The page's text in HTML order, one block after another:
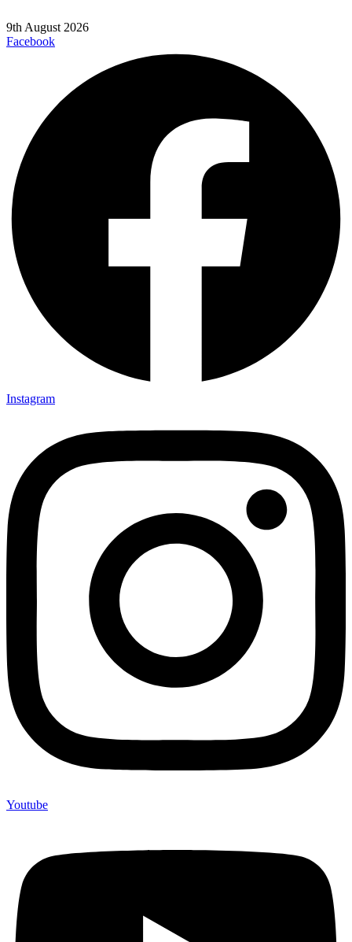
9th August 2026
Facebook
Instagram
Youtube